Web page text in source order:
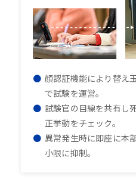
顔認証機能により替え
で試験を運営。
試験官の目線を共有し
正挙動をチェック。
異常発生時に即座に本
小限に抑制。